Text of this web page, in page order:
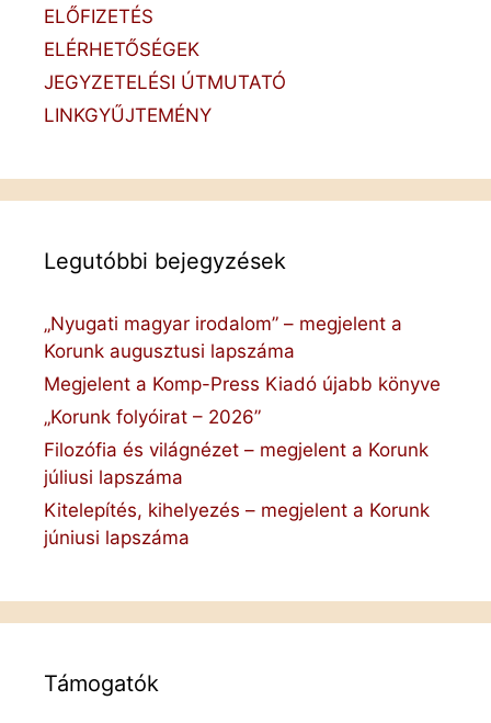
ELŐFIZETÉS
ELÉRHETŐSÉGEK
JEGYZETELÉSI ÚTMUTATÓ
LINKGYŰJTEMÉNY
Legutóbbi bejegyzések
„Nyugati magyar irodalom” – megjelent a
Korunk augusztusi lapszáma
Megjelent a Komp-Press Kiadó újabb könyve
„Korunk folyóirat – 2026”
Filozófia és világnézet – megjelent a Korunk
júliusi lapszáma
Kitelepítés, kihelyezés – megjelent a Korunk
júniusi lapszáma
Támogatók